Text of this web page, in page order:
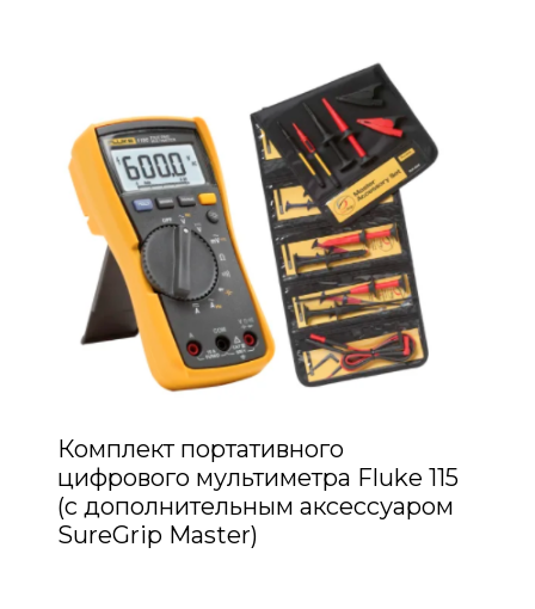
Комплект портативного
цифрового мультиметра Fluke 115
(с дополнительным аксессуаром
SureGrip Master)